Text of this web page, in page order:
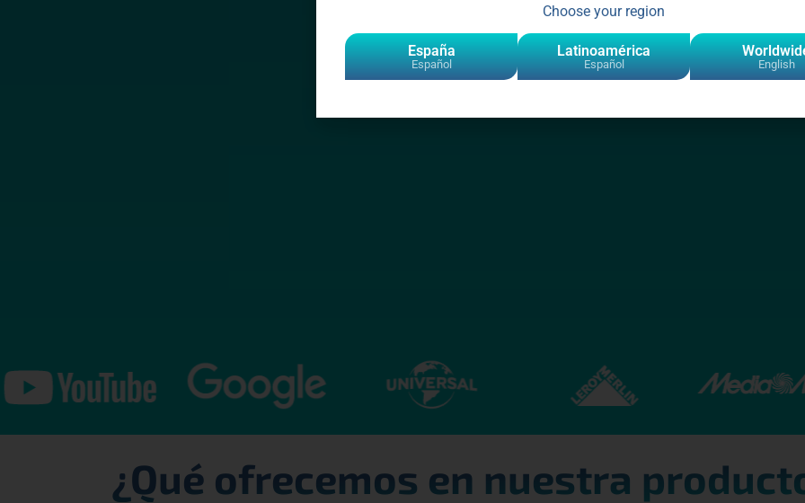
¿Qué ofrecemos en nuestra
Choose your region
España
Español
Latinoamérica
Español English